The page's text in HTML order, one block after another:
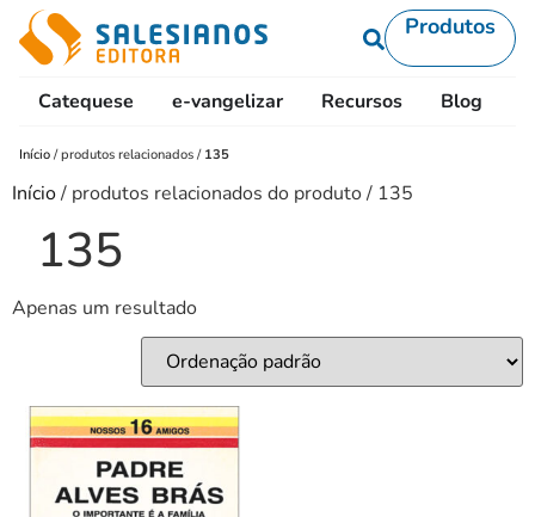
Produtos
Catequese e-vangelizar Recursos Blog
Início /produtos relacionados / 135
Início/ produtos relacionados do produto / 135
135
Apenas um resultado